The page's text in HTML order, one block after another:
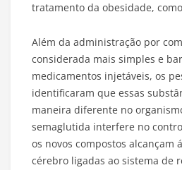
tratamento da obesidade,
Além da administração por
considerada mais simples e
medicamentos injetáveis, os
identificaram que essas
maneira diferente no
semaglutida interfere no
os novos compostos alcançam
cérebro ligadas ao sistema de